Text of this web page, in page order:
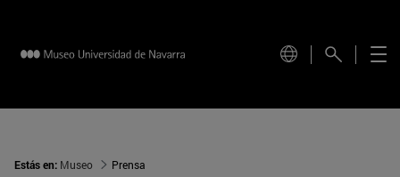
Estás en: Museo Prensa